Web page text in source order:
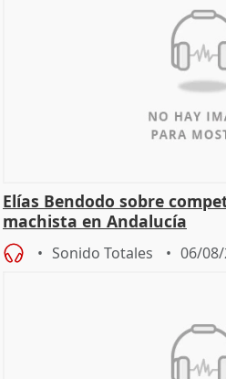
Elías Bendodo sobre
machista en Andalucía
Sonido Totales 06/